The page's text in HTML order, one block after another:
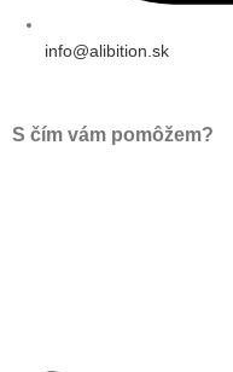
info@alibition.sk
S čím vám pomôžem?